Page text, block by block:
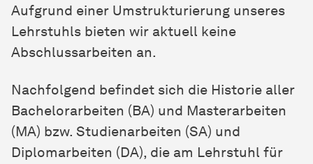
Aufgrund einer Umstrukturierung unseres
Lehrstuhls bieten wir aktuell keine
Abschlussarbeiten an.
Nachfolgend befindet sich die Historie aller
Bachelorarbeiten (BA) und Masterarbeiten
(MA) bzw. Studienarbeiten (SA) und
Diplomarbeiten (DA), die am Lehrstuhl für